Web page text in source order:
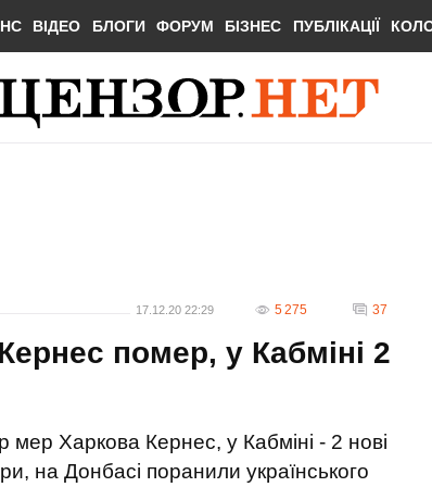
ВІДЕО БЛОГИ ФОРУМ БІЗНЕС ПУБЛІКАЦІЇ
17.12.20 22:29 5 275 37
помер, у Кабміні 2
мер Харкова Кернес, у Кабміні - 2 нові
на Донбасі поранили українського